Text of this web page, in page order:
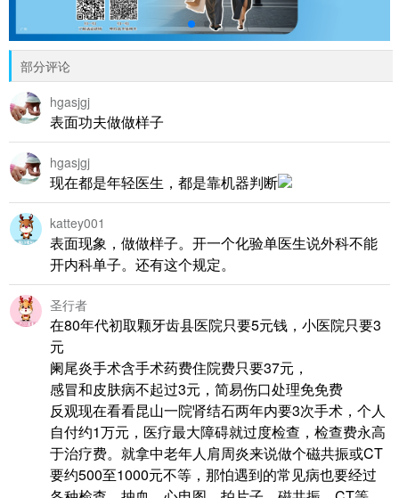
部分评论
hgasjgj
表面功夫做做样子
hgasjgj
现在都是年轻医生，都是靠机器判断
kattey001
表面现象，做做样子。开一个化验单医生说外科不能
开内科单子。还有这个规定。
圣行者
在80年代初取颗牙齿县医院只要5元钱，小医院只要3
元
阑尾炎手术含手术药费住院费只要37元，
感冒和皮肤病不起过3元，简易伤口处理免免费
反观现在看看昆山一院肾结石两年内要3次手术，个人
自付约1万元，医疗最大障碍就过度检查，检查费永高
于治疗费。就拿中老年人肩周炎来说做个磁共振或CT
要约500至1000元不等，那怕遇到的常见病也要经过